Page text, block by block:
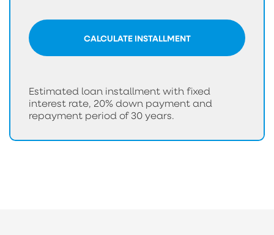
CALCULATE INSTALLMENT
Estimated loan installment with fixed
interest rate, 20% down payment and
repayment period of 30 years.